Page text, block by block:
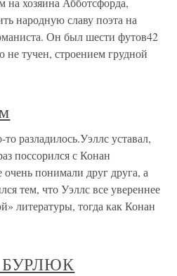
народную славу поэта на
Он был шести футов42
не тучен, строением грудной
разладилось.Уэллс уставал,
поссорился с Конан
понимали друг друга, а
тем, что Уэллс все увереннее
литературы, тогда как Конан